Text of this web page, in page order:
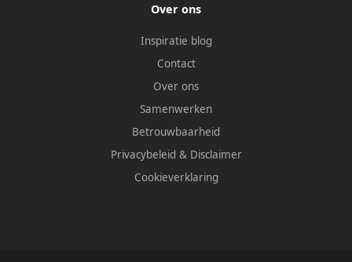
Over ons
Inspiratie blog
Contact
Over ons
Samenwerken
Betrouwbaarheid
Privacybeleid & Disclaimer
Cookieverklaring